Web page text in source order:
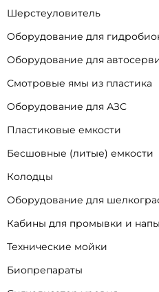
Шерстеуловитель
Оборудование для
Оборудование для
Смотровые ямы из пластика
Оборудование для АЗС
Пластиковые емкости
Бесшовные (литые) емкости
Колодцы
Оборудование для
Кабины для промывки и
Технические мойки
Биопрепараты